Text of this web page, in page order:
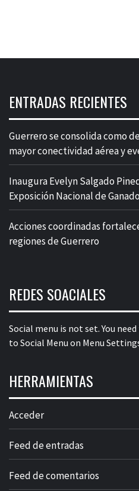
ENTRADAS RECIENTES
Guerrero se consolida como
mayor conectividad aérea y
Inaugura Evelyn Salgado
Exposición Nacional de
Acciones coordinadas
regiones de Guerrero
REDES SOACIALES
Social menu is not set. You
to Social Menu on Menu
HERRAMIENTAS
Acceder
Feed de entradas
Feed de comentarios